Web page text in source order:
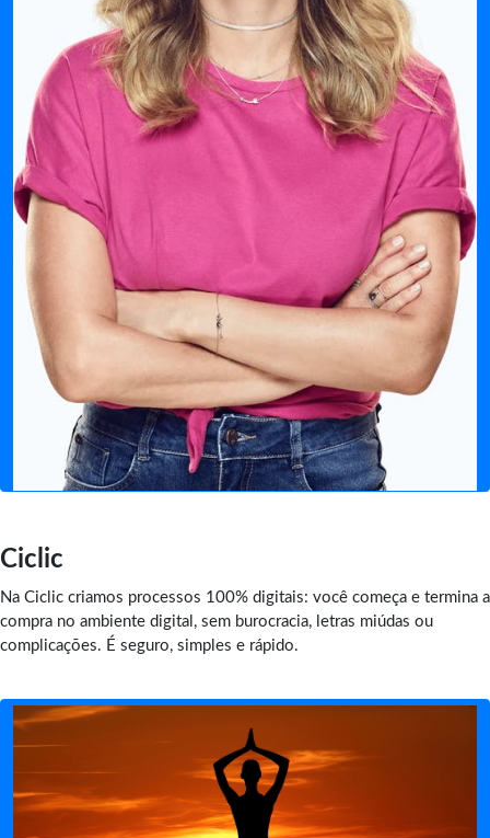
Ciclic
Na Ciclic criamos processos 100% digitais: você começa e termina a
compra no ambiente digital, sem burocracia, letras miúdas ou
complicações. É seguro, simples e rápido.